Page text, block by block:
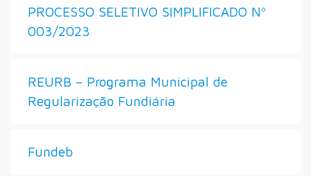
PROCESSO SELETIVO SIMPLIFICADO Nº
003/2023
REURB – Programa Municipal de
Regularização Fundiária
Fundeb